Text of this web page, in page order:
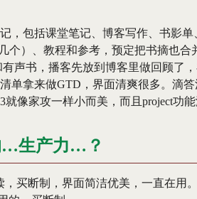
，包括课堂笔记、博客写作、书影单
个）、教程和参考，预定把书摘也合
声书，播客先放到博客里做回顾了，
单拿来做GTD，界面清爽很多。滴
就像家攻一样小而美，而且project功能
…生产力…？
，买断制，界面简洁优美，一直在用